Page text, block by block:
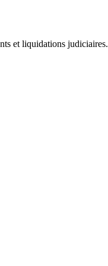
et liquidations judiciaires.